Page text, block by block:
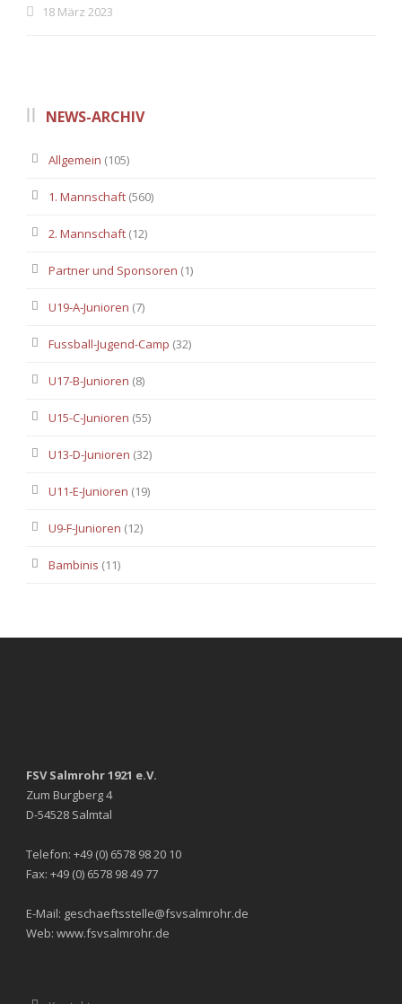
18 März 2023
NEWS-ARCHIV
Allgemein (105)
1. Mannschaft (560)
2. Mannschaft (12)
Partner und Sponsoren (1)
U19-A-Junioren (7)
Fussball-Jugend-Camp (32)
U17-B-Junioren (8)
U15-C-Junioren (55)
U13-D-Junioren (32)
U11-E-Junioren (19)
U9-F-Junioren (12)
Bambinis (11)
FSV Salmrohr 1921 e.V.
Zum Burgberg 4
D-54528 Salmtal
Telefon: +49 (0) 6578 98 20 10
Fax: +49 (0) 6578 98 49 77
E-Mail: geschaeftsstelle@fsvsalmrohr.de
Web: www.fsvsalmrohr.de